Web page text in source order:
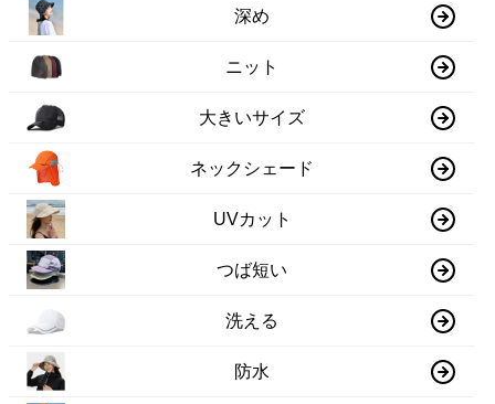
深め
ニット
大きいサイズ
ネックシェード
UVカット
つば短い
洗える
防水